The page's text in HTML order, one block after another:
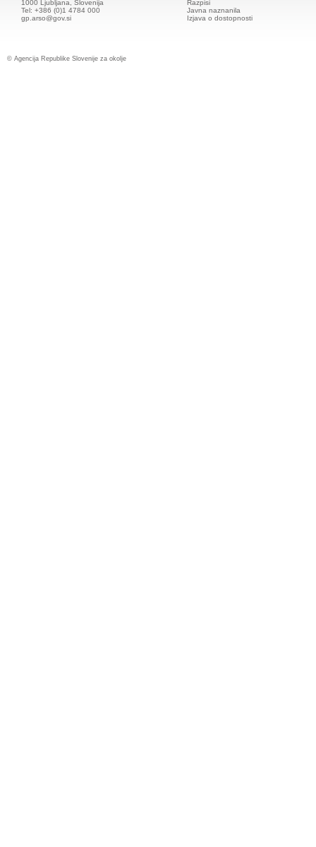
1000 Ljubljana, Slovenija
Tel: +386 (0)1 4784 000
gp.arso@gov.si
Razpisi
Javna naznanila
Izjava o dostopnosti
© Agencija Republike Slovenije za okolje